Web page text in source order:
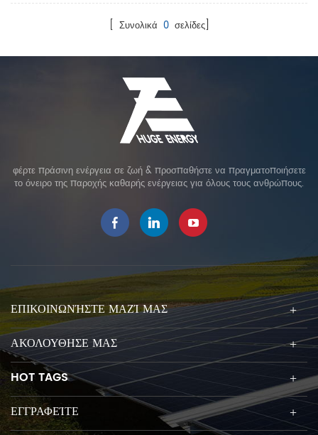
[ Συνολικά 0σελίδες]
φέρτε πράσινη ενέργεια σε ζωή & προσπαθήστε να πραγματοποιήσετε
το όνειρο της παροχής καθαρής ενέργειας για όλους τους ανθρώπους.
ΕΠΙΚΟΙΝΩΝΉΣΤΕ ΜΑΖΊ ΜΑΣ
ΑΚΟΛΟΥΘΗΣΕ ΜΑΣ
HOT TAGS
ΕΓΓΡΑΦΕΊΤΕ